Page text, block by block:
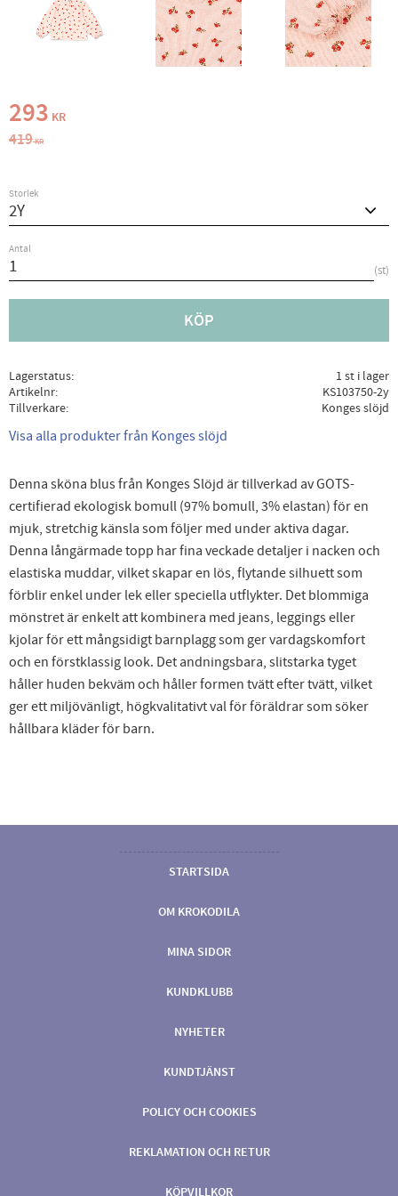
Nedsatt pris:
293 KR
Ordinarie pris:
419KR
Storlek
Antal
st
KÖP
Lagerstatus
1 st i lager
Artikelnr
KS103750-2y
Tillverkare
Konges slöjd
Visa alla produkter från Konges slöjd
Denna sköna blus från Konges Slöjd är tillverkad av GOTS-
certifierad ekologisk bomull (97% bomull, 3% elastan) för en
mjuk, stretchig känsla som följer med under aktiva dagar.
Denna långärmade topp har fina veckade detaljer i nacken och
elastiska muddar, vilket skapar en lös, flytande silhuett som
förblir enkel under lek eller speciella utflykter. Det blommiga
mönstret är enkelt att kombinera med jeans, leggings eller
kjolar för ett mångsidigt barnplagg som ger vardagskomfort
och en förstklassig look. Det andningsbara, slitstarka tyget
håller huden bekväm och håller formen tvätt efter tvätt, vilket
ger ett miljövänligt, högkvalitativt val för föräldrar som söker
hållbara kläder för barn.
STARTSIDA
OM KROKODILA
MINA SIDOR
KUNDKLUBB
NYHETER
KUNDTJÄNST
POLICY OCH COOKIES
REKLAMATION OCH RETUR